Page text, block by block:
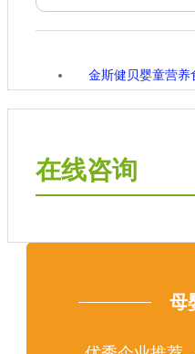
金斯健贝婴童营
在线咨询
母